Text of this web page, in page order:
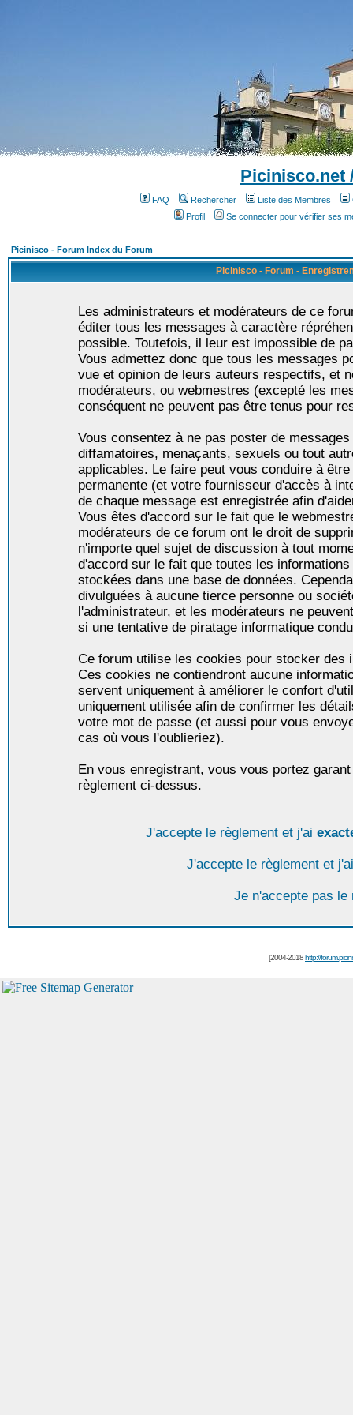
Picinisco.net
FAQ Rechercher Liste des Membres
Profil
Se connecter pour vérifier ses
Picinisco - Forum Index du Forum
Picinisco - Forum -
Les administrateurs et modérateurs de ce
éditer tous les messages à caractère
possible. Toutefois, il leur est impossible de
Vous admettez donc que tous les messages
vue et opinion de leurs auteurs respectifs, et
modérateurs, ou webmestres (excepté les
conséquent ne peuvent pas être tenus pour
Vous consentez à ne pas poster de
diffamatoires, menaçants, sexuels ou tout
applicables. Le faire peut vous conduire à
permanente (et votre fournisseur d'accès à
de chaque message est enregistrée afin
Vous êtes d'accord sur le fait que le
modérateurs de ce forum ont le droit de
n'importe quel sujet de discussion à tout
d'accord sur le fait que toutes les
stockées dans une base de données.
divulguées à aucune tierce personne ou
l'administrateur, et les modérateurs ne
si une tentative de piratage informatique
Ce forum utilise les cookies pour stocker des
Ces cookies ne contiendront aucune
servent uniquement à améliorer le confort
uniquement utilisée afin de confirmer les
votre mot de passe (et aussi pour vous
cas où vous l'oublieriez).
En vous enregistrant, vous vous portez
règlement ci-dessus.
J'accepte le règlement et j'ai
J'accepte le règlement et
Je n'accepte pas le
[2004-2018http://